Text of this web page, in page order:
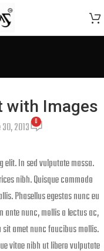
with Images
2013 0
elit. In sed vulputate massa.
nibh. Quisque commodo
Phasellus egestas nunc eu
ante nunc, mollis a lectus ac,
amet nunc faucibus mollis.
vitae nibh ut libero vulputate